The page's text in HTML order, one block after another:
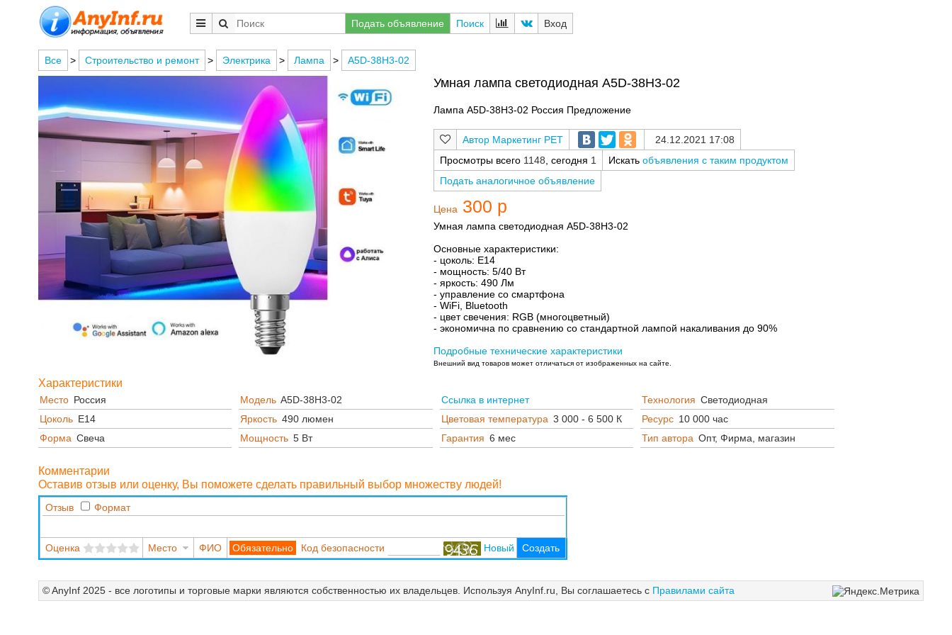
Подать объявление Поиск Вход
Все > Строительство и ремонт > Электрика > Лампа > A5D-38H3-02
Умная лампа светодиодная A5D-38H3-02
Лампа A5D-38H3-02 Россия Предложение
Маркетинг РЕТ
24.12.2021 17:08
Просмотры всего 1148 , сегодня 1 Искать объявления с таким продуктом
Подать аналогичное объявление
Цена 300 р
Умная лампа светодиодная A5D-38H3-02
Основные характеристики:
- цоколь: Е14
- мощность: 5/40 Вт
- яркость: 490 Лм
- управление со смартфона
- WiFi, Bluetooth
- цвет свечения: RGB (многоцветный)
- экономична по сравнению со стандартной лампой накаливания до 90%
Подробные технические характеристики
Внешний вид товаров может отличаться от изображенных на сайте.
Характеристики
Место Россия Модель A5D-38H3-02 Ссылка в интернет Технология Светодиодная
Цоколь E14 Яркость 490 люмен Цветовая температура 3 000 - 6 500 К Ресурс 10 000 час
Форма Свеча Мощность 5 Вт Гарантия 6 мес Тип автора Опт, Фирма, магазин
Комментарии
Оставив отзыв или оценку, Вы поможете сделать правильный выбор множеству людей!
Отзыв Формат
Оценка Место ФИО Код безопасности Новый Создать
© AnyInf 2025 - все логотипы и торговые марки являются собственностью их владельцев. Используя AnyInf.ru, Вы соглашаетесь с Правилами сайта